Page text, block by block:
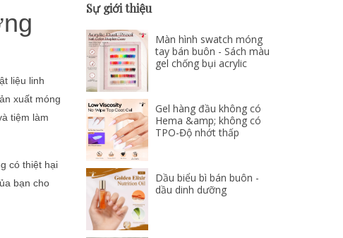
liệu linh
xuất móng
tiệm làm
có thiệt hại
bạn cho
Sự giới thiệu
Màn hình swatch móng
tay bán buôn - Sách màu
gel chống bụi acrylic
Gel hàng đầu không có
Hema &amp; không có
TPO-Độ nhớt thấp
Dầu biểu bì bán buôn -
dầu dinh dưỡng